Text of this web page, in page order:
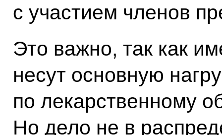
с участием членов
Это важно, так как
несут основную
по лекарственному
Но дело не в